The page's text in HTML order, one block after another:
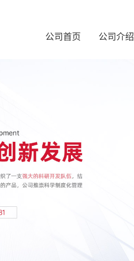
公司首页 公司介绍